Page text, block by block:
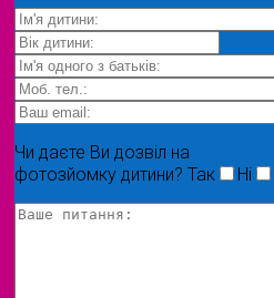
Чи даєте Ви дозвіл на
фотозйомку дитини? Так Ні